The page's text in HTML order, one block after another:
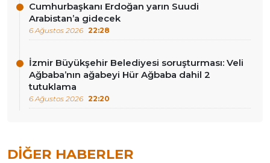
Cumhurbaşkanı Erdoğan yarın Suudi
Arabistan’a gidecek
6 Ağustos 2026 22:28
İzmir Büyükşehir Belediyesi soruşturması: Veli
Ağbaba’nın ağabeyi Hür Ağbaba dahil 2
tutuklama
6 Ağustos 2026 22:20
DIĞER HABERLER